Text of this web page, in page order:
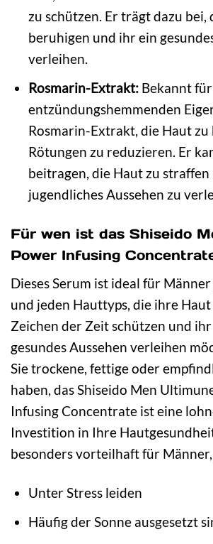
zu schützen. Er trägt dazu bei,
beruhigen und ihr ein
verleihen.
Rosmarin-Extrakt:Bekannt für
entzündungshemmenden
Rosmarin-Extrakt, die Haut
Rötungen zu reduzieren. Er
beitragen, die Haut zu
jugendliches Aussehen zu
Für wen ist das Shiseido
Power Infusing
Dieses Serum ist ideal für
und jeden Hauttyps, die ihre
Zeichen der Zeit schützen und
gesundes Aussehen verleihen
Sie trockene, fettige oder
haben, das Shiseido Men
Infusing Concentrate ist eine
Investition in Ihre
besonders vorteilhaft für
Unter Stress leiden
Häufig der Sonne ausgesetzt